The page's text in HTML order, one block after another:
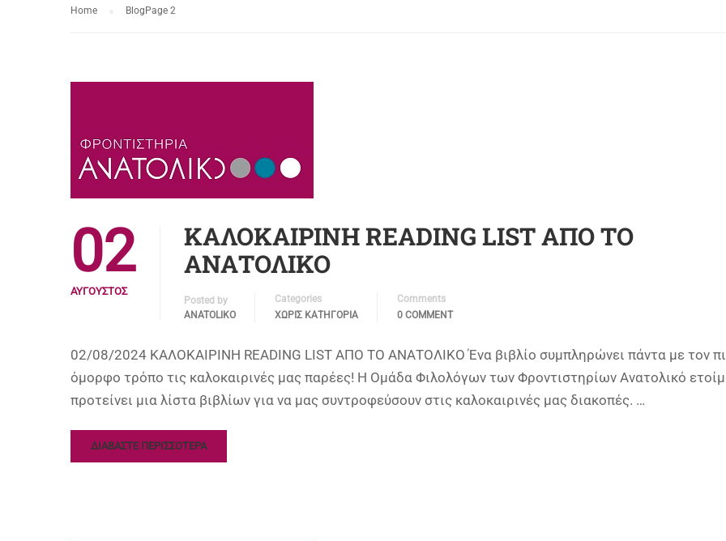
Home Blog Page 2
02
ΑΎΓΟΥΣΤΟΣ
ΚΑΛΟΚΑΙΡΙΝΗ READING LIST ΑΠΟ ΤΟ
ΑΝΑΤΟΛΙΚΟ
Posted by
ANATOLIKO
Categories
ΧΩΡΊΣ ΚΑΤΗΓΟΡΊΑ
Comments
0 COMMENT
02/08/2024 ΚΑΛΟΚΑΙΡΙΝΗ READING LIST ΑΠΟ ΤΟ ΑΝΑΤΟΛΙΚΟ Ένα βιβλίο συμπληρώνει πάντα με τον
όμορφο τρόπο τις καλοκαιρινές μας παρέες! Η Ομάδα Φιλολόγων των Φροντιστηρίων Ανατολικό
προτείνει μια λίστα βιβλίων για να μας συντροφεύσουν στις καλοκαιρινές μας διακοπές. …
ΔΙΑΒΑΣΤΕ ΠΕΡΙΣΣΟΤΕΡΑ